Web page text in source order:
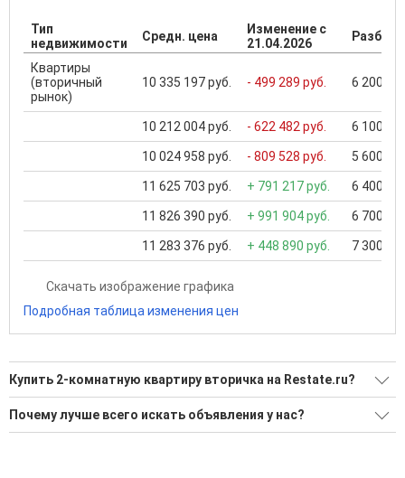
Тип
недвижимости
Средн. цена
Изменение с
21.04.2026
Квартиры
(вторичный
рынок)
10 335 197 руб. - 499 289 руб. 6 200
10 212 004 руб. - 622 482 руб. 6 100
10 024 958 руб. - 809 528 руб. 5 600
11 625 703 руб. + 791 217 руб. 6 400
11 826 390 руб. + 991 904 руб. 6 700
11 283 376 руб. + 448 890 руб. 7 300
Скачать изображение графика
Подробная таблица изменения цен
Купить 2-комнатную квартиру вторичка на Restate.ru?
Ищите, как Купить 2-комнатную квартиру вторичка?
47 актуальных и проверенных объявлений
Почему лучше всего искать объявления у нас?